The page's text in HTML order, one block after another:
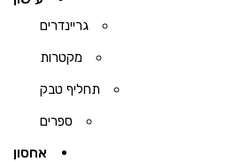
גריינדרים
מקטרות
תחליף טבק
ספרים
אחסון